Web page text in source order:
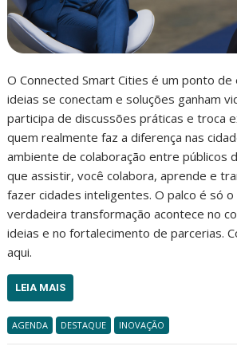
O Connected Smart Cities é um ponto
ideias se conectam e soluções ganham
participa de discussões práticas e troca
quem realmente faz a diferença nas
ambiente de colaboração entre públicos
que assistir, você colabora, aprende e
fazer cidades inteligentes. O palco é só o
verdadeira transformação acontece no
ideias e no fortalecimento de parcerias.
aqui.
LEIA MAIS
AGENDA DESTAQUE INOVAÇÃO